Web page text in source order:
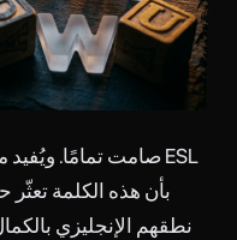
بأن هذه الكلمة تعثّر
نطقهم الإنجليزي